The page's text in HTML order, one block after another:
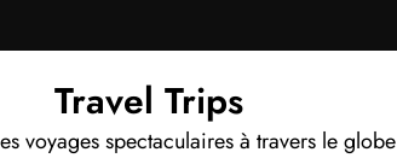
Travel Trips
voyages spectaculaires à travers le globe